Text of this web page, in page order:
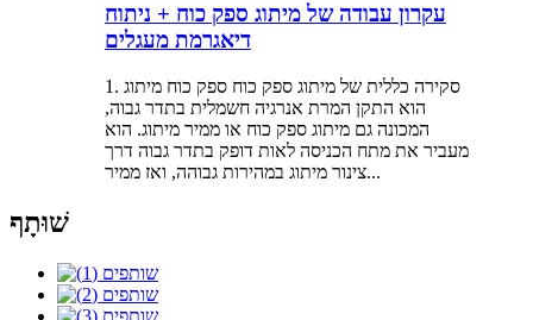
עקרון עבודה של מיתוג ספק כוח + ניתוח
דיאגרמת מעגלים
1. סקירה כללית של מיתוג ספק כוח ספק כוח מיתוג
הוא התקן המרת אנרגיה חשמלית בתדר גבוה,
המכונה גם מיתוג ספק כוח או ממיר מיתוג. הוא
מעביר את מתח הכניסה לאות דופק בתדר גבוה דרך
צינור מיתוג במהירות גבוהה, ואז ממיר...
שׁוּתָף